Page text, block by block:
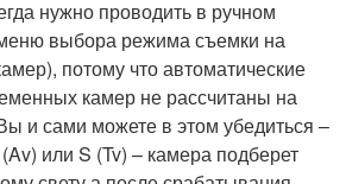
нужно проводить в ручном
выбора режима съемки на
потому что автоматические
камер не рассчитаны на
и сами можете в этом убедиться –
или S (Tv) – камера подберет